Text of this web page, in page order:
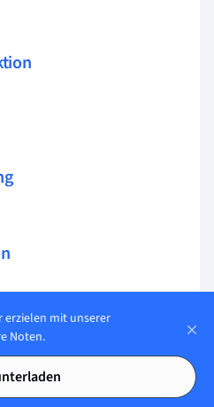
erzielen mit unserer
Noten.